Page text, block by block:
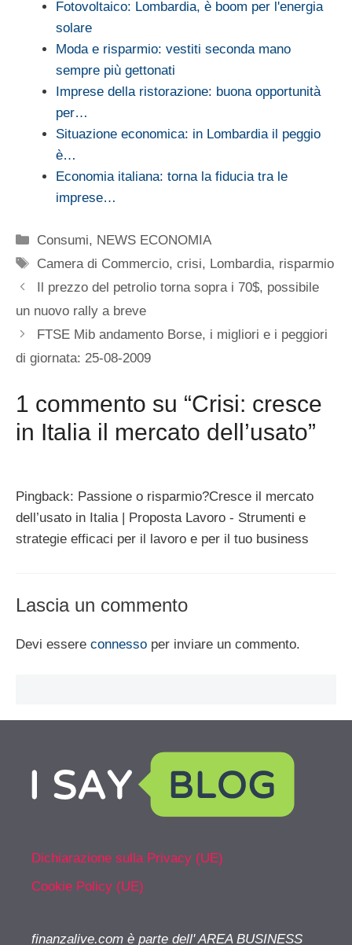
Fotovoltaico: Lombardia, è boom per l'energia
solare
Moda e risparmio: vestiti seconda mano
sempre più gettonati
Imprese della ristorazione: buona opportunità
per…
Situazione economica: in Lombardia il peggio
è…
Economia italiana: torna la fiducia tra le
imprese…
Categorie
Consumi, NEWS ECONOMIA
Tag
Camera di Commercio,crisi, Lombardia, risparmio
Il prezzo del petrolio torna sopra i 70$, possibile
un nuovo rally a breve
FTSE Mib andamento Borse, i migliori e i peggiori
di giornata: 25-08-2009
1 commento su “Crisi: cresce
in Italia il mercato dell’usato”
Pingback: Passione o risparmio?Cresce il mercato
dell’usato in Italia | Proposta Lavoro - Strumenti e
strategie efficaci per il lavoro e per il tuo business
Lascia un commento
Devi essere connesso per inviare un commento.
Dichiarazione sulla Privacy (UE)
Cookie Policy (UE)
finanzalive.com è parte dell' AREA BUSINESS